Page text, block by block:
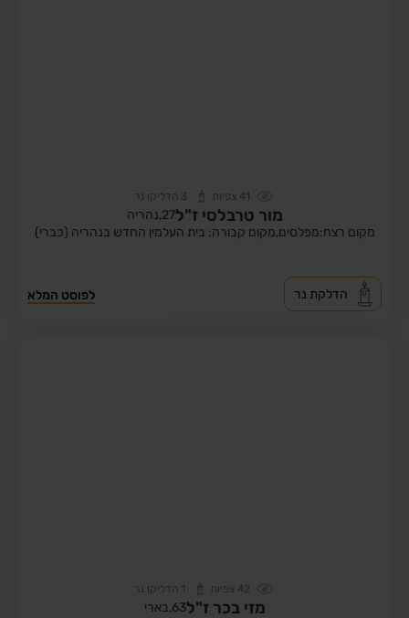
41 צפיות 3 הדליקו נר
מור טרבלסי ז"ל27, נהריה
מקום רצח:מפלסים,מקום קבורה: בית העלמין החדש בנהריה (כברי)
לפוסט המלא הדלקת נר
42 צפיות 1 הדליקו נר
מזי בכר ז"ל63, בארי